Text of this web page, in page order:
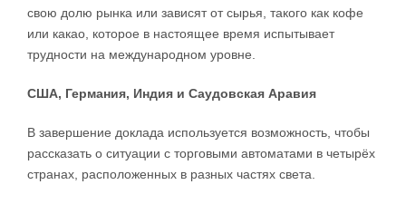
свою долю рынка или зависят от сырья, такого как кофе
или какао, которое в настоящее время испытывает
трудности на международном уровне.
США, Германия, Индия и Саудовская Аравия
В завершение доклада используется возможность, чтобы
рассказать о ситуации с торговыми автоматами в четырёх
странах, расположенных в разных частях света.